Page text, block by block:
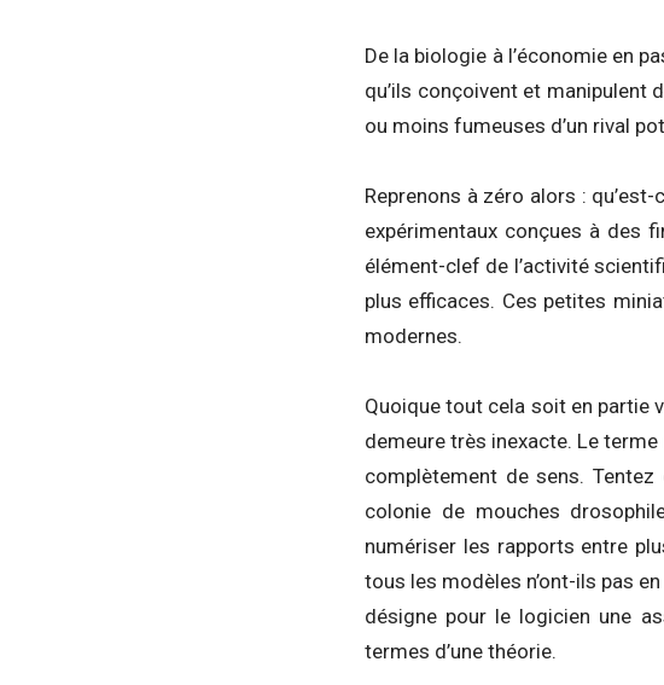
De la biologie à l’économie en
qu’ils conçoivent et manipulent
ou moins fumeuses d’un rival
Reprenons à zéro alors :
expérimentaux conçues à des
élément-clef de l’activité
plus efficaces. Ces petites
modernes.
Quoique tout cela soit en partie
demeure très inexacte. Le
complètement de sens.
colonie de mouches
numériser les rapports entre
tous les modèles n’ont-ils pas
désigne pour le logicien une
termes d’une théorie.